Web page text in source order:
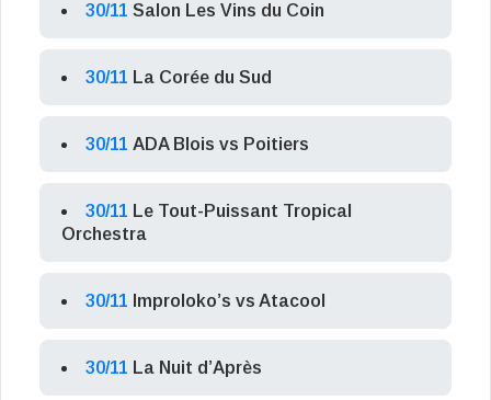
30/11 Salon Les Vins du Coin
30/11 La Corée du Sud
30/11 ADA Blois vs Poitiers
30/11 Le Tout-Puissant Tropical
Orchestra
30/11 Improloko’s vs Atacool
30/11 La Nuit d’Après